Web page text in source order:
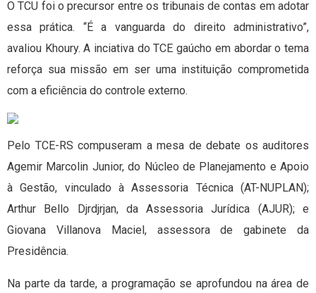
O TCU foi o precursor entre os tribunais de contas em adotar
essa prática. “É a vanguarda do direito administrativo”,
avaliou Khoury. A inciativa do TCE gaúcho em abordar o tema
reforça sua missão em ser uma instituição comprometida
com a eficiência do controle externo.
Pelo TCE-RS compuseram a mesa de debate os auditores
Agemir Marcolin Junior, do Núcleo de Planejamento e Apoio
à Gestão, vinculado à Assessoria Técnica (AT-NUPLAN);
Arthur Bello Djrdjrjan, da Assessoria Jurídica (AJUR); e
Giovana Villanova Maciel, assessora de gabinete da
Presidência.
Na parte da tarde, a programação se aprofundou na área de